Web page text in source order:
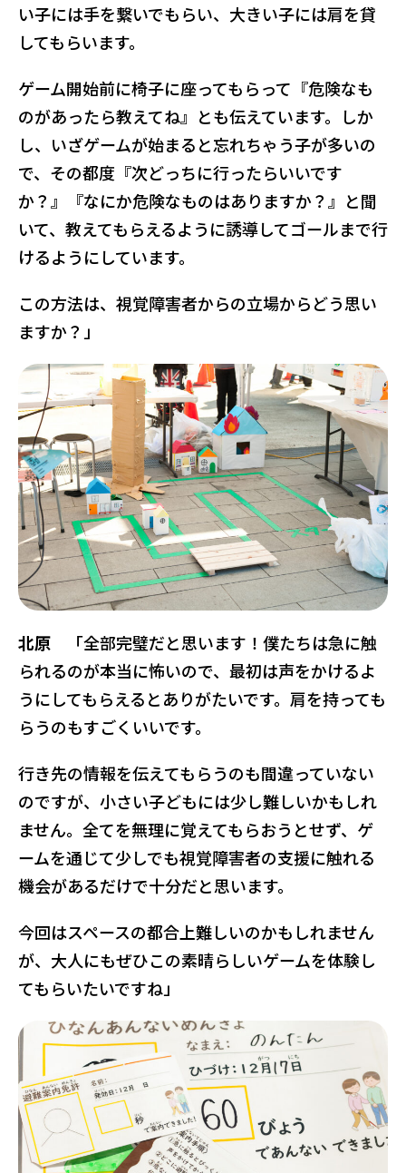
い子には手を繋いでもらい、大きい子には肩を貸
してもらいます。
ゲーム開始前に椅子に座ってもらって『危険なも
のがあったら教えてね』とも伝えています。しか
し、いざゲームが始まると忘れちゃう子が多いの
で、その都度『次どっちに行ったらいいです
か？』『なにか危険なものはありますか？』と聞
いて、教えてもらえるように誘導してゴールまで行
けるようにしています。
この方法は、視覚障害者からの立場からどう思い
ますか？」
北原
「全部完璧だと思います！僕たちは急に触
られるのが本当に怖いので、最初は声をかけるよ
うにしてもらえるとありがたいです。肩を持っても
らうのもすごくいいです。
行き先の情報を伝えてもらうのも間違っていない
のですが、小さい子どもには少し難しいかもしれ
ません。全てを無理に覚えてもらおうとせず、ゲ
ームを通じて少しでも視覚障害者の支援に触れる
機会があるだけで十分だと思います。
今回はスペースの都合上難しいのかもしれません
が、大人にもぜひこの素晴らしいゲームを体験し
てもらいたいですね」